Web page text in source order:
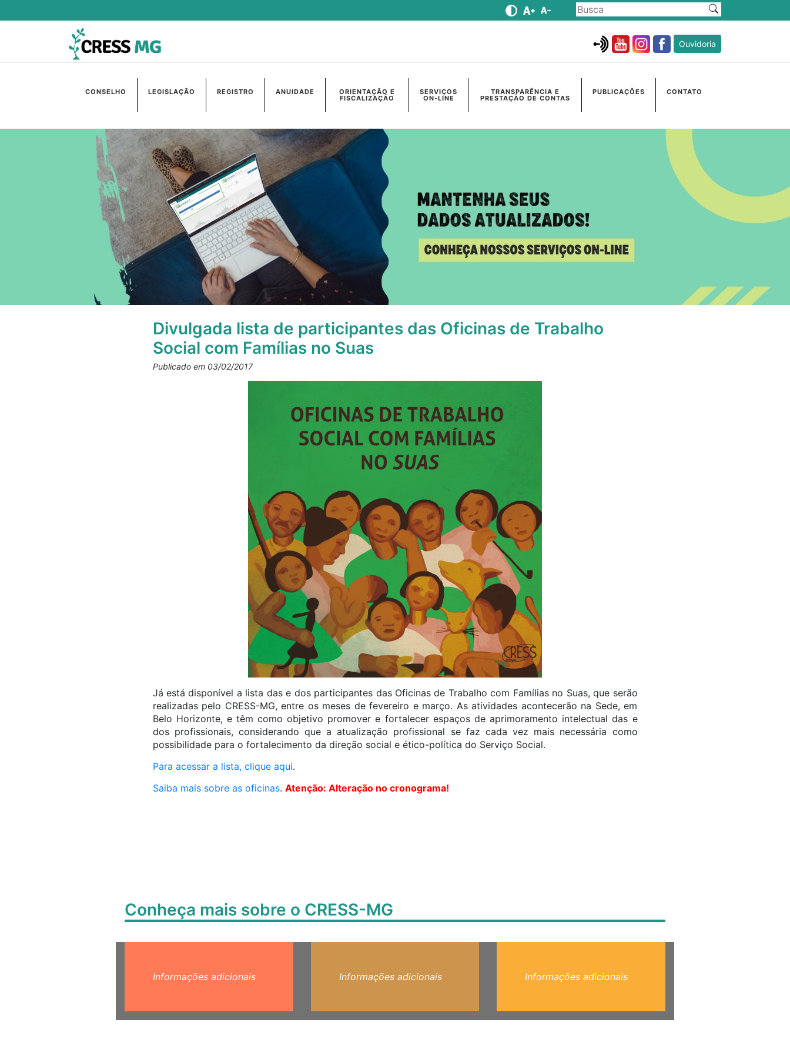
Ouvidoria
CONSELHO LEGISLAÇÃO REGISTRO ANUIDADE ORIENTAÇÃO E
FISCALIZAÇÃO
SERVIÇOS
ON-LINE
TRANSPARÊNCIA E
PRESTAÇÃO DE CONTAS
PUBLICAÇÕES CONTATO
Divulgada lista de participantes das Oficinas de Trabalho
Social com Famílias no Suas
Publicado em 03/02/2017
Já está disponível a lista das e dos participantes das Oficinas de Trabalho com Famílias no Suas, que serão
realizadas pelo CRESS-MG, entre os meses de fevereiro e março. As atividades acontecerão na Sede, em
Belo Horizonte, e têm como objetivo promover e fortalecer espaços de aprimoramento intelectual das e
dos profissionais, considerando que a atualização profissional se faz cada vez mais necessária como
possibilidade para o fortalecimento da direção social e ético-política do Serviço Social.
Para acessar a lista, clique aqui.
Saiba mais sobre as oficinas. Atenção: Alteração no cronograma!
Conheça mais sobre o CRESS-MG
Informações adicionais Informações adicionais Informações adicionais